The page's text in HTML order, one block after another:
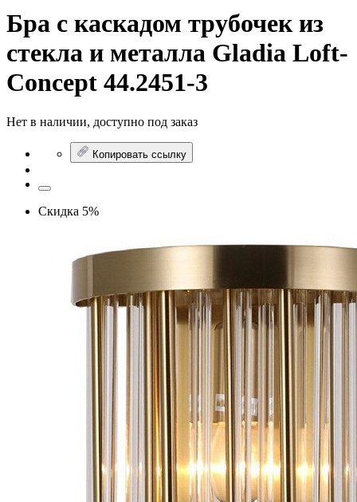
Бра с каскадом трубочек из
стекла и металла Gladia Loft-
Concept 44.2451-3
Нет в наличии, доступно под заказ
Копировать ссылку
Скидка 5%